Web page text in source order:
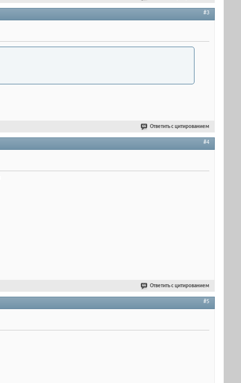
#3
Ответить с цитированием
#4
Ответить с цитированием
#5